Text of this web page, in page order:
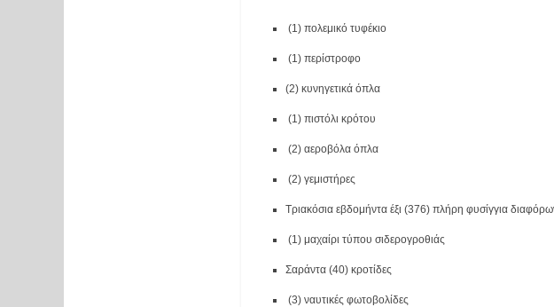
(1) πολεμικό τυφέκιο
(1) περίστροφο
(2) κυνηγετικά όπλα
(1) πιστόλι κρότου
(2) αεροβόλα όπλα
(2) γεμιστήρες
Τριακόσια εβδομήντα έξι (376) πλήρη φυσίγγια
(1) μαχαίρι τύπου σιδερογροθιάς
Σαράντα (40) κροτίδες
(3) ναυτικές φωτοβολίδες